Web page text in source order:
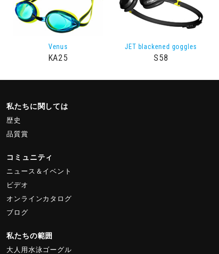
Venus
KA25
JET blackened goggles
S58
私たちに関しては
歴史
品質賞
コミュニティ
ニュース＆イベント
ビデオ
オンラインカタログ
ブログ
私たちの範囲
大人用水泳ゴーグル